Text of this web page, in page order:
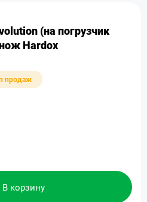
(на погрузчик
Hardox
продаж
В корзину